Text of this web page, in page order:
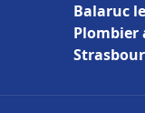
Balaruc
Plombier